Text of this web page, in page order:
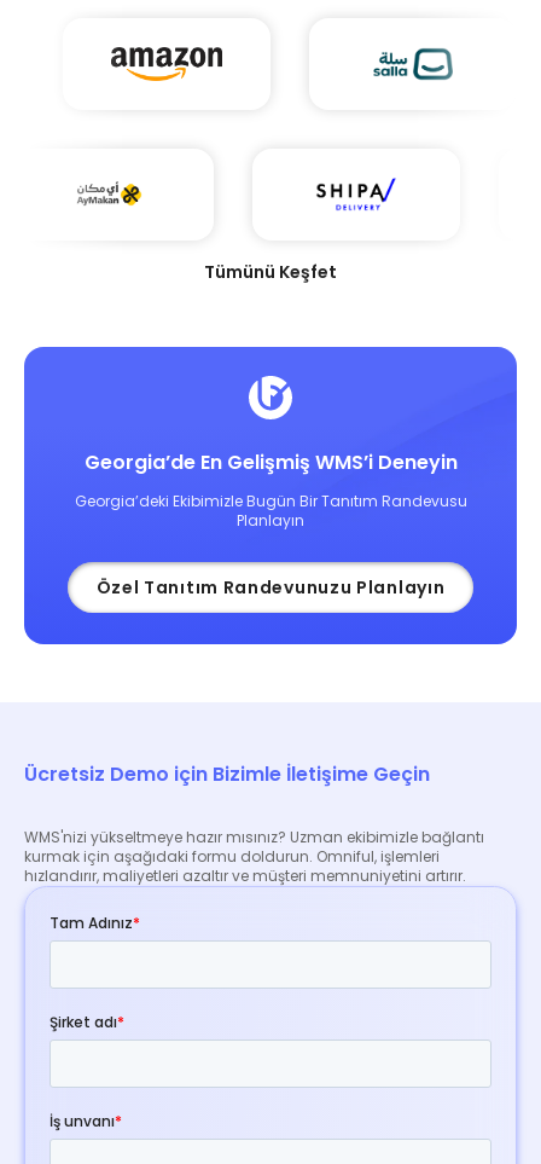
Tümünü Keşfet
Georgia’de En Gelişmiş WMS’i Deneyin
Georgia’deki Ekibimizle Bugün Bir Tanıtım Randevusu
Planlayın
Özel Tanıtım Randevunuzu Planlayın
Ücretsiz Demo için Bizimle İletişime Geçin
WMS'nizi yükseltmeye hazır mısınız? Uzman ekibimizle bağlantı
kurmak için aşağıdaki formu doldurun. Omniful, işlemleri
hızlandırır, maliyetleri azaltır ve müşteri memnuniyetini artırır.